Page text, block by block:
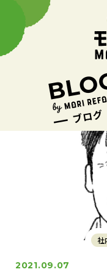
社
2021.09.07